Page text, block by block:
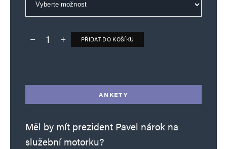
Deník TO – verze bez reklam množství
PŘIDAT DO KOŠÍKU
ANKETY
Měl by mít prezident Pavel nárok na
služební motorku?